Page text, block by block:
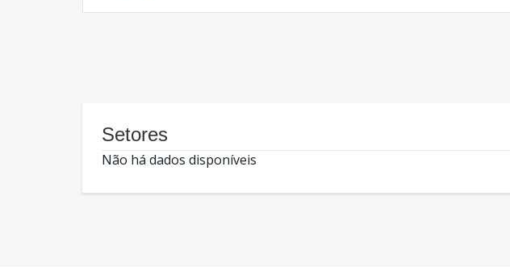
Setores
Não há dados disponíveis